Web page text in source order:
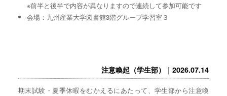
※前半と後半で内容が異なりますので連続して参加可能です
会場：九州産業大学図書館3階グループ学習室３
注意喚起（学生部）｜2026.07.14
期末試験・夏季休暇をむかえるにあたって、学生部から注意喚